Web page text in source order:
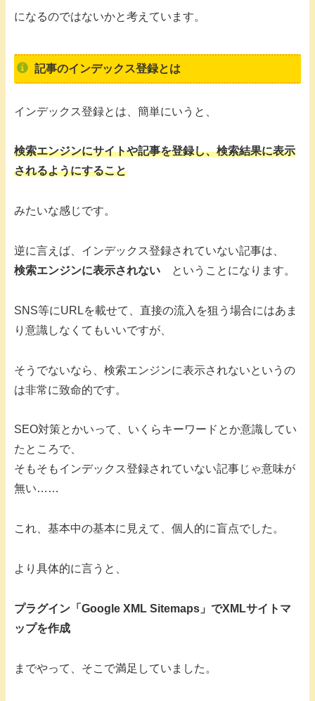
になるのではないかと考えています。
記事のインデックス登録とは
インデックス登録とは、簡単にいうと、
検索エンジンにサイトや記事を登録し、検索結果に表示
されるようにすること
みたいな感じです。
逆に言えば、インデックス登録されていない記事は、
検索エンジンに表示されない ということになります。
SNS等にURLを載せて、直接の流入を狙う場合にはあま
り意識しなくてもいいですが、
そうでないなら、検索エンジンに表示されないというの
は非常に致命的です。
SEO対策とかいって、いくらキーワードとか意識してい
たところで、
そもそもインデックス登録されていない記事じゃ意味が
無い……
これ、基本中の基本に見えて、個人的に盲点でした。
より具体的に言うと、
プラグイン「Google XML Sitemaps」でXMLサイトマ
ップを作成
までやって、そこで満足していました。